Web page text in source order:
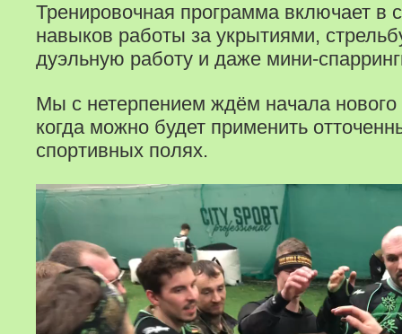
Тренировочная программа включает в
навыков работы за укрытиями,
дуэльную работу и даже мини-
Мы с нетерпением ждём начала нового
когда можно будет применить
спортивных полях.